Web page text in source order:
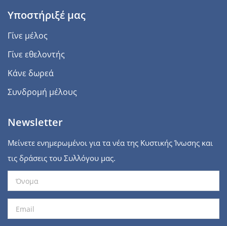
Υποστήριξέ μας
Γίνε μέλος
Γίνε εθελοντής
Κάνε δωρεά
Συνδρομή μέλους
Newsletter
Μείνετε ενημερωμένοι για τα νέα της Κυστικής Ίνωσης και
τις δράσεις του Συλλόγου μας.